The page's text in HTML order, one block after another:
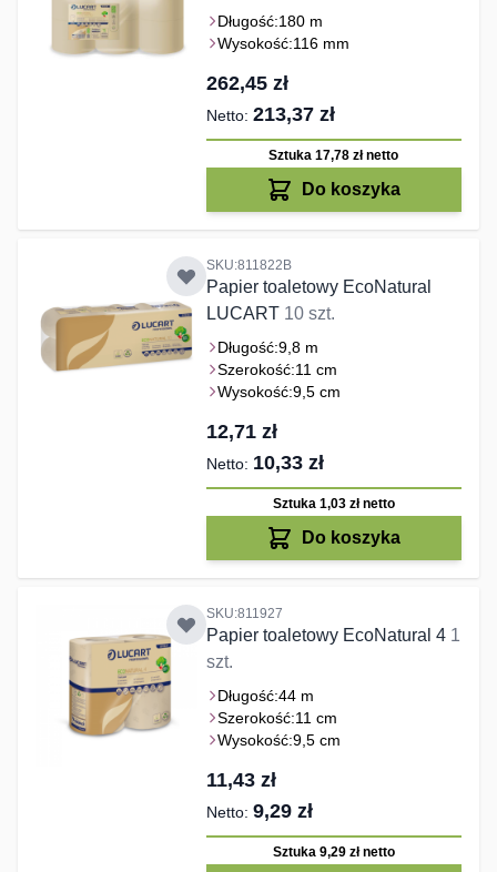
Długość:180 m
Wysokość:116 mm
262,45 zł
213,37 zł
Sztuka 17,78 złnetto
Do koszyka
SKU:811822B
Papier toaletowy EcoNatural
LUCART 10 szt.
Długość:9,8 m
Szerokość:11 cm
Wysokość:9,5 cm
12,71 zł
10,33 zł
Sztuka 1,03 złnetto
Do koszyka
SKU:811927
Papier toaletowy EcoNatural 4 1
szt.
Długość:44 m
Szerokość:11 cm
Wysokość:9,5 cm
11,43 zł
9,29 zł
Sztuka 9,29 złnetto